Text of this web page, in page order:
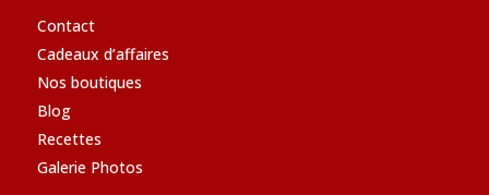
Contact
Cadeaux d’affaires
Nos boutiques
Blog
Recettes
Galerie Photos